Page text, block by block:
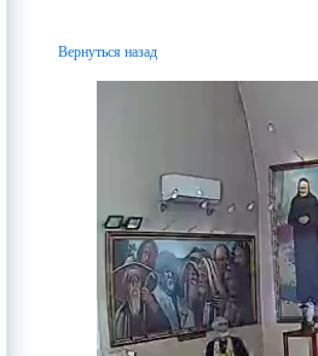
Вернуться назад